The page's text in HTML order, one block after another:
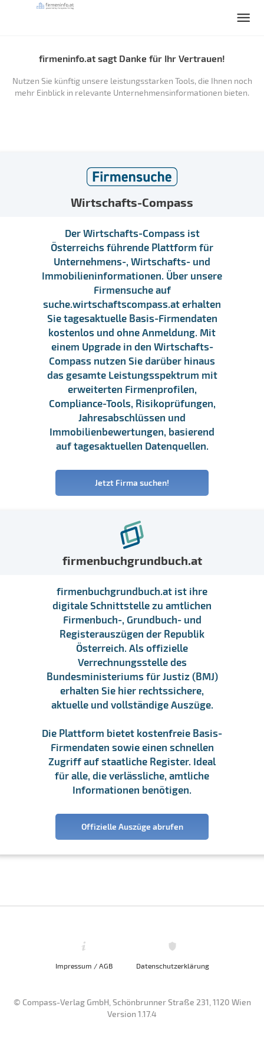
firmeninfo.at sagt Danke für Ihr Vertrauen!
Nutzen Sie künftig unsere leistungsstarken Tools, die Ihnen noch
mehr Einblick in relevante Unternehmensinformationen bieten.
Wirtschafts-Compass
Der Wirtschafts-Compass ist
Österreichs führende Plattform für
Unternehmens-, Wirtschafts- und
Immobilieninformationen. Über unsere
Firmensuche auf
suche.wirtschaftscompass.at erhalten
Sie tagesaktuelle Basis-Firmendaten
kostenlos und ohne Anmeldung. Mit
einem Upgrade in den Wirtschafts-
Compass nutzen Sie darüber hinaus
das gesamte Leistungsspektrum mit
erweiterten Firmenprofilen,
Compliance-Tools, Risikoprüfungen,
Jahresabschlüssen und
Immobilienbewertungen, basierend
auf tagesaktuellen Datenquellen.
Jetzt Firma suchen!
firmenbuchgrundbuch.at
firmenbuchgrundbuch.at ist ihre
digitale Schnittstelle zu amtlichen
Firmenbuch-, Grundbuch- und
Registerauszügen der Republik
Österreich. Als offizielle
Verrechnungsstelle des
Bundesministeriums für Justiz (BMJ)
erhalten Sie hier rechtssichere,
aktuelle und vollständige Auszüge.
Die Plattform bietet kostenfreie Basis-
Firmendaten sowie einen schnellen
Zugriff auf staatliche Register. Ideal
für alle, die verlässliche, amtliche
Informationen benötigen.
Offizielle Auszüge abrufen
Impressum / AGB Datenschutzerklärung
© Compass-Verlag GmbH, Schönbrunner Straße 231, 1120 Wien
Version 1.17.4